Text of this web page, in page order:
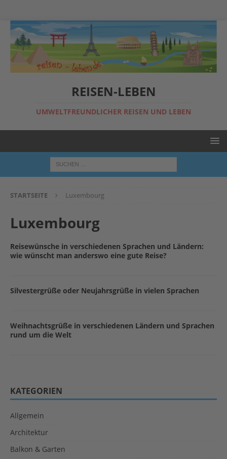
REISEN-LEBEN
UMWELTFREUNDLICHER REISEN UND LEBEN
STARTSEITE Luxembourg
Luxembourg
Reisewünsche in verschiedenen Sprachen und Ländern:
wie wünscht man anderswo eine gute Reise?
Silvestergrüße oder Neujahrsgrüße in vielen Sprachen
Weihnachtsgrüße in verschiedenen Ländern und Sprachen
rund um die Welt
KATEGORIEN
Allgemein
Architektur
Balkon & Garten